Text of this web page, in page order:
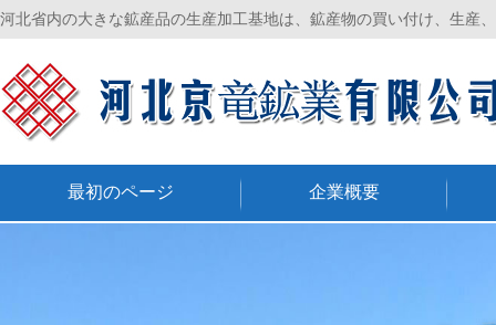
河北省内の大きな鉱産品の生産加工基地は、鉱産物の買い付け、生産
最初のページ 企業概要